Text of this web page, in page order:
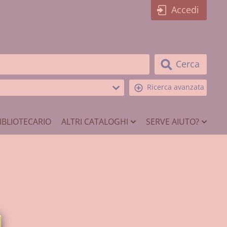
Accedi
Cerca
Ricerca avanzata
ALTRI CATALOGHI SERVE AIUTO?